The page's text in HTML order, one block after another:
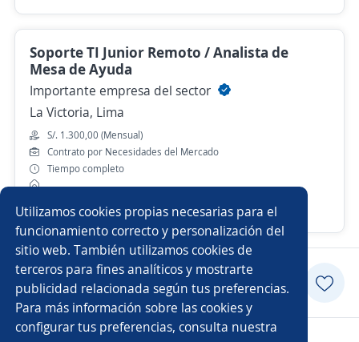
Soporte TI Junior Remoto / Analista de
Mesa de Ayuda
Importante empresa del sector
La Victoria, Lima
S/. 1.300,00 (Mensual)
Contrato por Necesidades del Mercado
Tiempo completo
Hace 7 días
Postularme
Utilizamos cookies propias necesarias para el
funcionamiento correcto y personalización del
sitio web. También utilizamos cookies de
terceros para fines analíticos y mostrarte
publicidad relacionada según tus preferencias.
Para más información sobre las cookies y
configurar tus preferencias, consulta nuestra